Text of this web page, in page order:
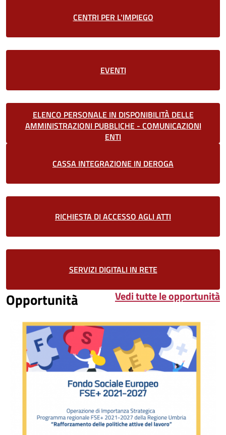
CENTRI PER L'IMPIEGO
EVENTI
ELENCO PERSONALE IN DISPONIBILITÀ DELLE
AMMINISTRAZIONI PUBBLICHE - COMUNICAZIONI
ENTI
CASSA INTEGRAZIONE IN DEROGA
RICHIESTA DI ACCESSO AGLI ATTI
SERVIZI DIGITALI IN RETE
Opportunità Vedi tutte le opportunità